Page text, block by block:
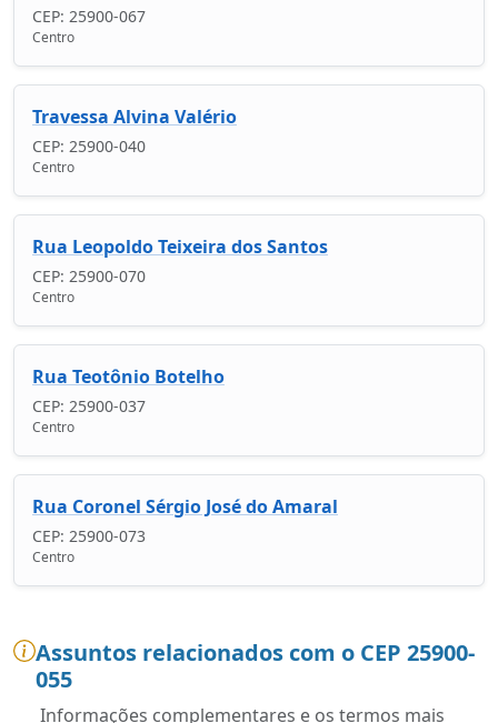
CEP: 25900-067
Centro
Travessa Alvina Valério
CEP: 25900-040
Centro
Rua Leopoldo Teixeira dos Santos
CEP: 25900-070
Centro
Rua Teotônio Botelho
CEP: 25900-037
Centro
Rua Coronel Sérgio José do Amaral
CEP: 25900-073
Centro
Assuntos relacionados com o CEP 25900-
055
Informações complementares e os termos mais